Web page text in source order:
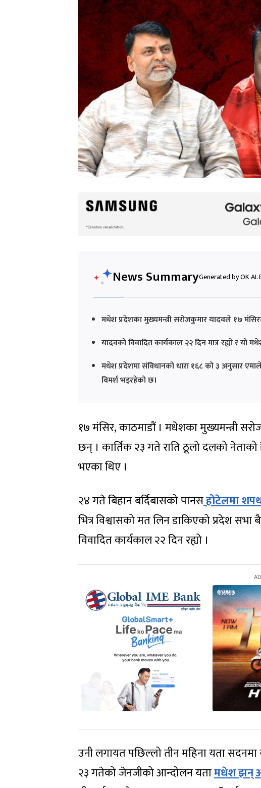
News SummaryGenerated by OK
मधेश प्रदेशका मुख्यमन्त्री सरोजकुमार यादवले १७
यादवको विवादित कार्यकाल २२ दिन मात्र रह्यो र यो
मधेश प्रदेशमा संविधानको धारा १६८ को ३ अनुसार
विमर्श भइरहेको छ।
१७ मंसिर, काठमाडौं । मधेशका मुख्यमन्त्री
छन् । कार्तिक २३ गते राति ठूलो दलको
भएका थिए ।
२४ गते बिहान बर्दिबासको पानसहोटेलमा
भित्र विश्वासको मत लिन डाकिएको प्रदेश
विवादित कार्यकाल २२ दिन रह्यो ।
उनी लगायत पछिल्लो तीन महिना यता सदनमा
२३ गतेको जेनजीको आन्दोलन यतामधेश झन्